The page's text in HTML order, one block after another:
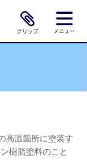
クリップ メニュー
高温箇所に塗装す
樹脂塗料のこと